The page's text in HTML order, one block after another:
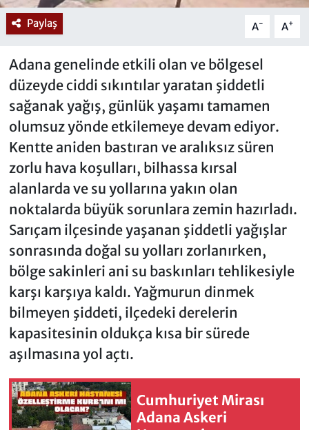
Paylaş A- A+
Adana genelinde etkili olan ve bölgesel
düzeyde ciddi sıkıntılar yaratan şiddetli
sağanak yağış, günlük yaşamı tamamen
olumsuz yönde etkilemeye devam ediyor.
Kentte aniden bastıran ve aralıksız süren
zorlu hava koşulları, bilhassa kırsal
alanlarda ve su yollarına yakın olan
noktalarda büyük sorunlara zemin hazırladı.
Sarıçam ilçesinde yaşanan şiddetli yağışlar
sonrasında doğal su yolları zorlanırken,
bölge sakinleri ani su baskınları tehlikesiyle
karşı karşıya kaldı. Yağmurun dinmek
bilmeyen şiddeti, ilçedeki derelerin
kapasitesinin oldukça kısa bir sürede
aşılmasına yol açtı.
Cumhuriyet Mirası
Adana Askeri